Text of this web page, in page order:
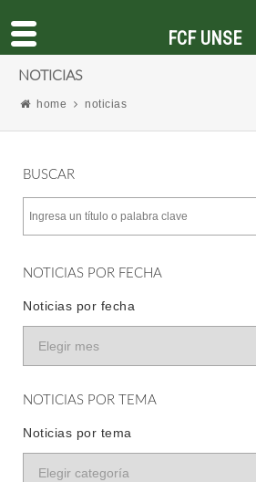
NOTICIAS
home noticias
BUSCAR
NOTICIAS POR FECHA
Noticias por fecha
NOTICIAS POR TEMA
Noticias por tema
FCF UNSE